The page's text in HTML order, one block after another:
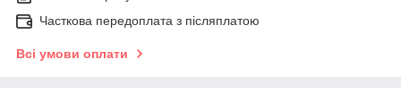
Часткова передоплата з післяплатою
Всі умови оплати